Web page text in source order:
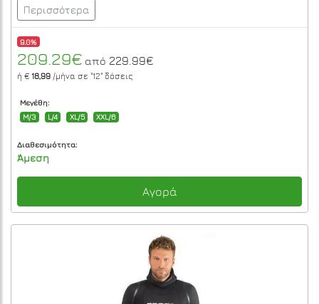
Περισσότερα
9.0%
209.29€ από 229.99€
ή € 18,99 /μήνα σε "12" δόσεις
Μεγέθη:
M/3
L/4 XL/5 XXL/6
Διαθεσιμότητα:
Άμεση
Αγορά